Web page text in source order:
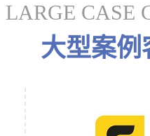
LARGE CASE
大型案例